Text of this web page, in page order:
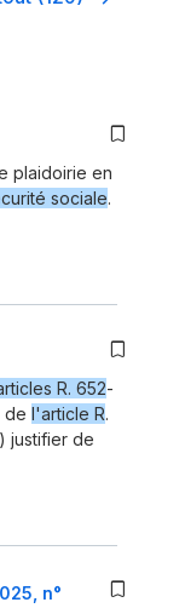
plaidoirie en
sociale.
R. 652-
de l'article R.
justifier de
n°